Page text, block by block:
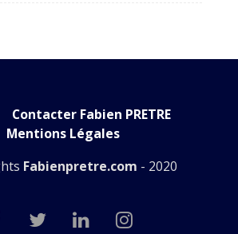
Contacter Fabien PRETRE
Mentions Légales
Fabienpretre.com - 2020